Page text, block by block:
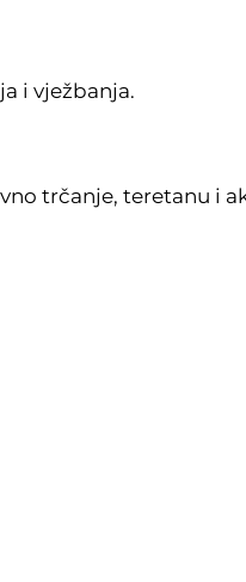
i vježbanja.
trčanje, teretanu i